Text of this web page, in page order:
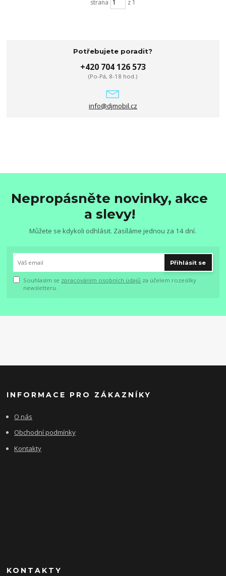
strana z 1
Potřebujete poradit?
+420 704 126 573
(Po-Pá, 8-18 hod.)
info@djmobil.cz
Nepropásněte novinky, akce
a slevy!
Můžete se kdykoli odhlásit. Zasíláme jednou za 14 dní.
Přihlásit se
Souhlasím se zpracováním osobních údajů za účelem rozesílky
newsletteru.
INFORMACE PRO ZÁKAZNÍKY
O nás
Obchodní podmínky
Kontakty
KONTAKTY